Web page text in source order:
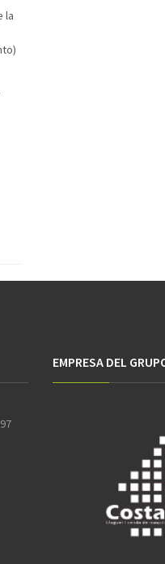
la
EMPRESA DEL